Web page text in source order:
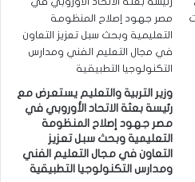
وزير التربية والتعليم يستعرض مع
رئيسة بعثة الاتحاد الأوروبي في
مصر جهود إصلاح المنظومة
التعليمية وبحث سبل تعزيز
التعاون في مجال التعليم الفني
ومدارس التكنولوجيا التطبيقية